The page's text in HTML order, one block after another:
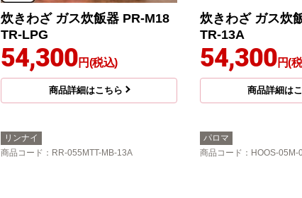
炊きわざ ガス炊飯器 PR-M18
TR-LPG
54,300円(税込)
商品詳細はこちら
炊きわざ ガス炊
TR-13A
54,300円(
商品詳細は
リンナイ
商品コード ：RR-055MTT-MB-13A
パロマ
商品コード ：HOOS-